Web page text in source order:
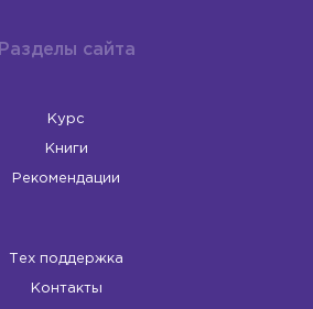
Разделы сайта
Курс
Книги
Рекомендации
Тех поддержка
Контакты